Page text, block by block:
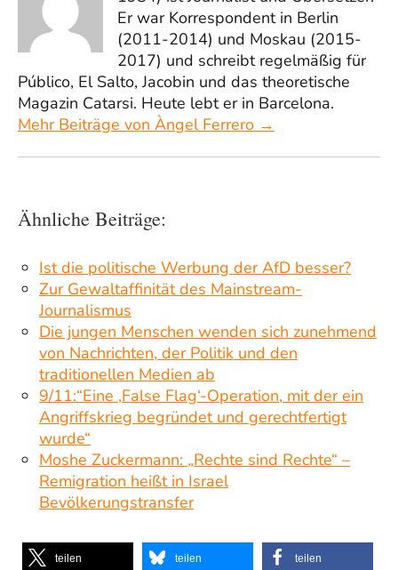
Er war Korrespondent in Berlin
(2011-2014) und Moskau (2015-
2017) und schreibt regelmäßig für
Público, El Salto, Jacobin und das theoretische
Magazin Catarsi. Heute lebt er in Barcelona.
Mehr Beiträge von Àngel Ferrero →
Ähnliche Beiträge:
Ist die politische Werbung der AfD besser?
Zur Gewaltaffinität des Mainstream-
Journalismus
Die jungen Menschen wenden sich zunehmend
von Nachrichten, der Politik und den
traditionellen Medien ab
9/11:“Eine ‚False Flag‘-Operation, mit der ein
Angriffskrieg begründet und gerechtfertigt
wurde“
Moshe Zuckermann: „Rechte sind Rechte“ –
Remigration heißt in Israel
Bevölkerungstransfer
teilen teilen teilen